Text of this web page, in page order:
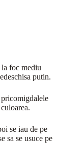
foc mediu
putin.
se iau de pe
sa se usuce pe